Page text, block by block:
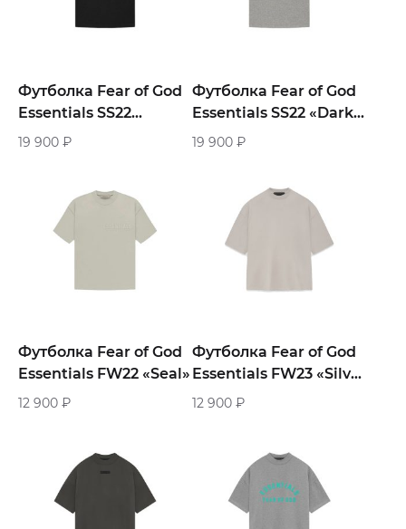
Футболка Fear of God
Essentials SS22
«Black»
19 900 ₽
Футболка Fear of God
Essentials SS22 «Dark
Oatmeal»
19 900 ₽
Футболка Fear of God
Essentials FW22 «Seal»
12 900 ₽
Футболка Fear of God
Essentials FW23 «Silver
Cloud»
12 900 ₽